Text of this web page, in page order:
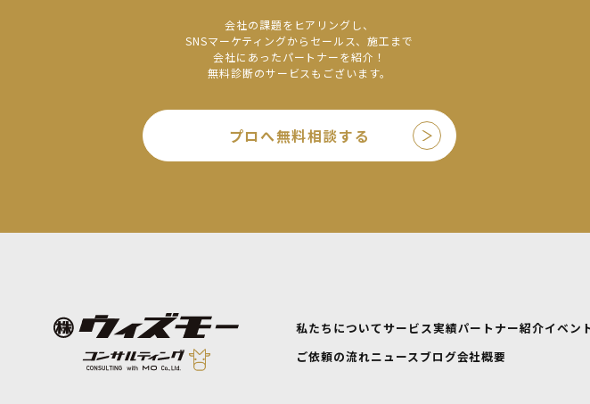
会社の課題をヒアリングし、
SNSマーケティングからセールス、施工まで
会社にあったパートナーを紹介！
無料診断のサービスもございます。
プロへ無料相談する
私たちについてサービス実績パートナー紹介イベン
ご依頼の流れニュースブログ会社概要